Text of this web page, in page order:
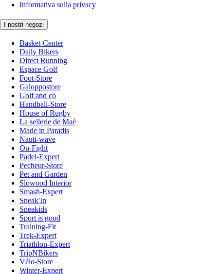
Informativa sulla privacy
I nostri negozi
Basket-Center
Daily Bikers
Direct Running
Espace Golf
Foot-Store
Galoppostore
Golf and co
Handball-Store
House of Rugby
La sellerie de Maé
Made in Paradis
Nauti-wave
On-Fight
Padel-Expert
Pecheur-Store
Pet and Garden
Slowood Interior
Smash-Expert
Sneak'In
Sneakids
Sport is good
Training-Fit
Trek-Expert
Triathlon-Expert
TripNBikers
Vélo-Store
Winter-Expert